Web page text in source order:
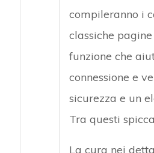
compileranno i
classiche
funzione che
connessione e
sicurezza e un
Tra questi
La cura nei